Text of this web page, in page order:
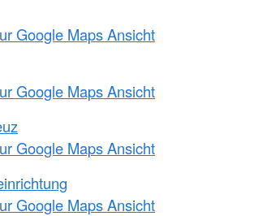
Google Maps Ansicht
Google Maps Ansicht
Google Maps Ansicht
Google Maps Ansicht